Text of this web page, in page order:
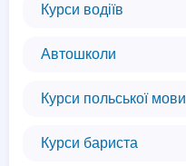
Курси водіїв
Автошколи
Курси польської мови
Курси бариста